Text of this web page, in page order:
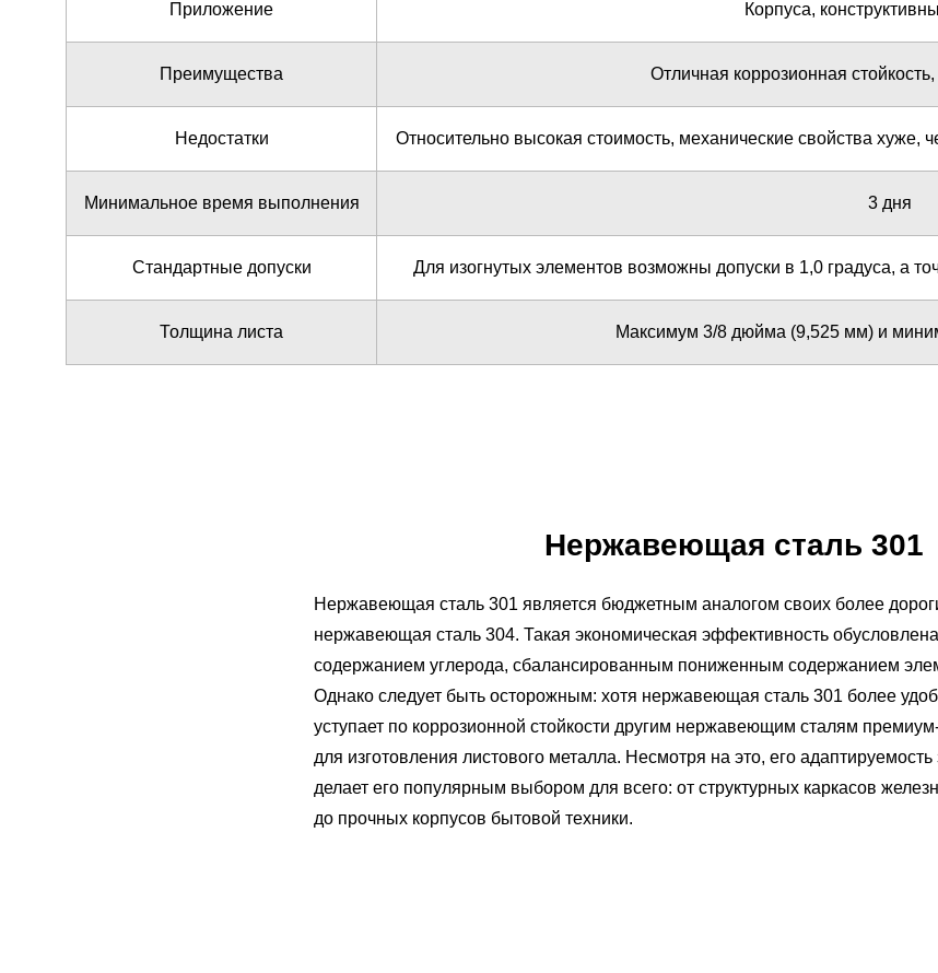
Приложение Корпуса,
Преимущества Отличная коррозионная
Недостатки Относительно высокая стоимость, механические свойства
Минимальное время выполнения 3 дня
Стандартные допуски Для изогнутых элементов возможны допуски в 1,0 градуса, а
Толщина листа Максимум 3/8 дюйма (9,525 мм) и
Нержавеющая сталь 301
Нержавеющая сталь 301 является бюджетным аналогом своих более
нержавеющая сталь 304. Такая экономическая эффективность
содержанием углерода, сбалансированным пониженным содержанием
Однако следует быть осторожным: хотя нержавеющая сталь 301 более
уступает по коррозионной стойкости другим нержавеющим сталям
для изготовления листового металла. Несмотря на это, его
делает его популярным выбором для всего: от структурных каркасов
до прочных корпусов бытовой техники.